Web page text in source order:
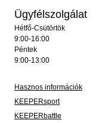
Ügyfélszolgálat
Hétfő-Csütörtök
9:00-16:00
Péntek
9:00-13:00
Hasznos információk
KEEPERsport
KEEPERbattle